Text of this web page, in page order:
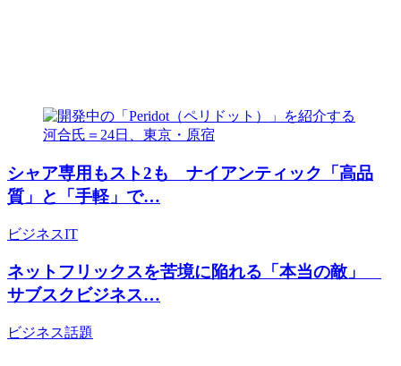
シャア専用もスト2も ナイアンティック「高品
質」と「手軽」で…
ビジネスIT
ネットフリックスを苦境に陥れる「本当の敵」
サブスクビジネス…
ビジネス話題